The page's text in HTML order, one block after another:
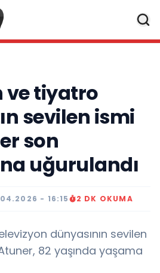
ve tiyatro
sevilen ismi
son
uğurulandı
- 16:15 2 DK OKUMA
dünyasının sevilen
82 yaşında yaşama